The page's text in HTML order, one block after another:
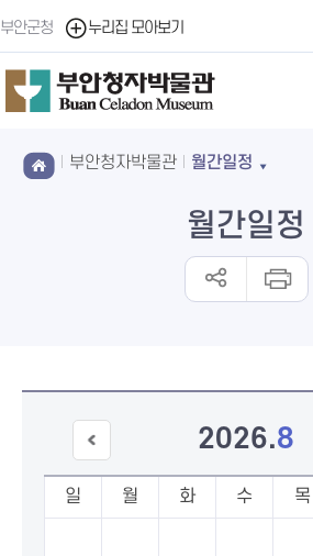
부안군청 누리집 모아보기
부안청자박물관 월간일정
월간일정
2026.8
일 월 화 수 목